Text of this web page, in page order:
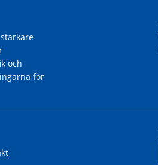
och
för